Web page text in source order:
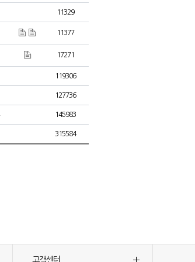
11329
11377
17271
119306
127736
145983
315584
고객센터